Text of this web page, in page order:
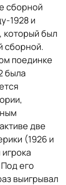
сборной
1928 и
который был
сборной.
поединке
была
две
(1926 и
его
выигрывал